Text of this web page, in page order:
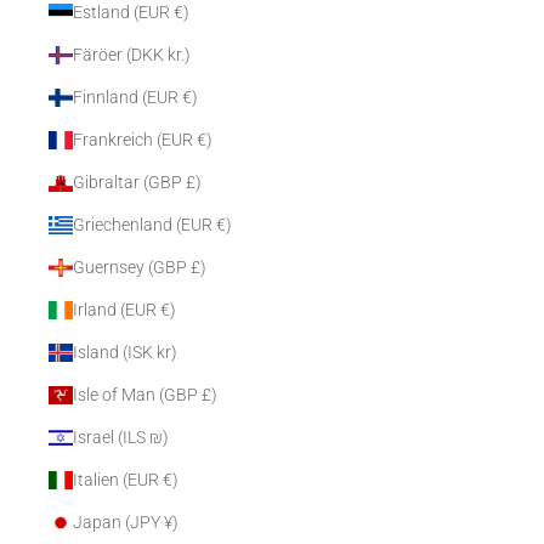
Estland (EUR €)
Färöer (DKK kr.)
Finnland (EUR €)
Frankreich (EUR €)
Gibraltar (GBP £)
Griechenland (EUR €)
Guernsey (GBP £)
Irland (EUR €)
Island (ISK kr)
Isle of Man (GBP £)
Israel (ILS ₪)
Italien (EUR €)
Japan (JPY ¥)